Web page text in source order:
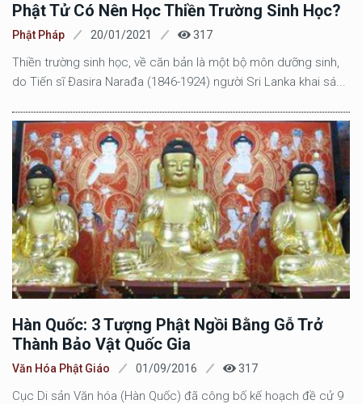
Phật Tử Có Nên Học Thiền Trường Sinh Học?
Phật Pháp 20/01/2021 317
Thiền trường sinh học, về căn bản là một bộ môn dưỡng sinh,
do Tiến sĩ Đasira Narađa (1846-1924) người Sri Lanka khai sá...
Hàn Quốc: 3 Tượng Phật Ngồi Bằng Gỗ Trở
Thành Bảo Vật Quốc Gia
Văn Hóa Phật Giáo 01/09/2016 317
Cục Di sản Văn hóa (Hàn Quốc) đã công bố kế hoạch đề cử 9